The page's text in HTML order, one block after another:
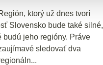
ktorý už dnes tvorí
Slovensko bude také silné,
budú jeho regióny. Práve
sledovať dva